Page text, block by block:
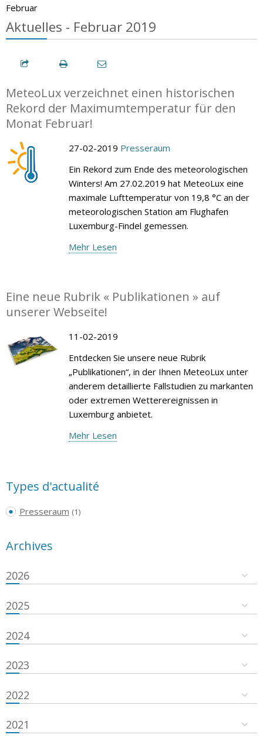
Februar
Aktuelles - Februar 2019
MeteoLux verzeichnet einen historischen
Rekord der Maximumtemperatur für den
Monat Februar!
27-02-2019 Presseraum
Ein Rekord zum Ende des meteorologischen
Winters! Am 27.02.2019 hat MeteoLux eine
maximale Lufttemperatur von 19,8 °C an der
meteorologischen Station am Flughafen
Luxemburg-Findel gemessen.
Mehr Lesen
Eine neue Rubrik « Publikationen » auf
unserer Webseite!
11-02-2019
Entdecken Sie unsere neue Rubrik
„Publikationen“, in der Ihnen MeteoLux unter
anderem detaillierte Fallstudien zu markanten
oder extremen Wetterereignissen in
Luxemburg anbietet.
Mehr Lesen
Types d'actualité
Presseraum (1)
Archives
2026
2025
2024
2023
2022
2021